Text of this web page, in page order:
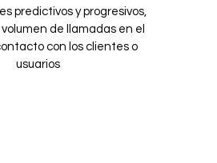
predictivos y progresivos,
de llamadas en el
con los clientes o
usuarios